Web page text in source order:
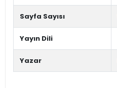
Sayfa Sayısı
Yayın Dili
Yazar